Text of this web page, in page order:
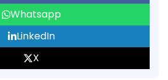
Whatsapp
LinkedIn
X